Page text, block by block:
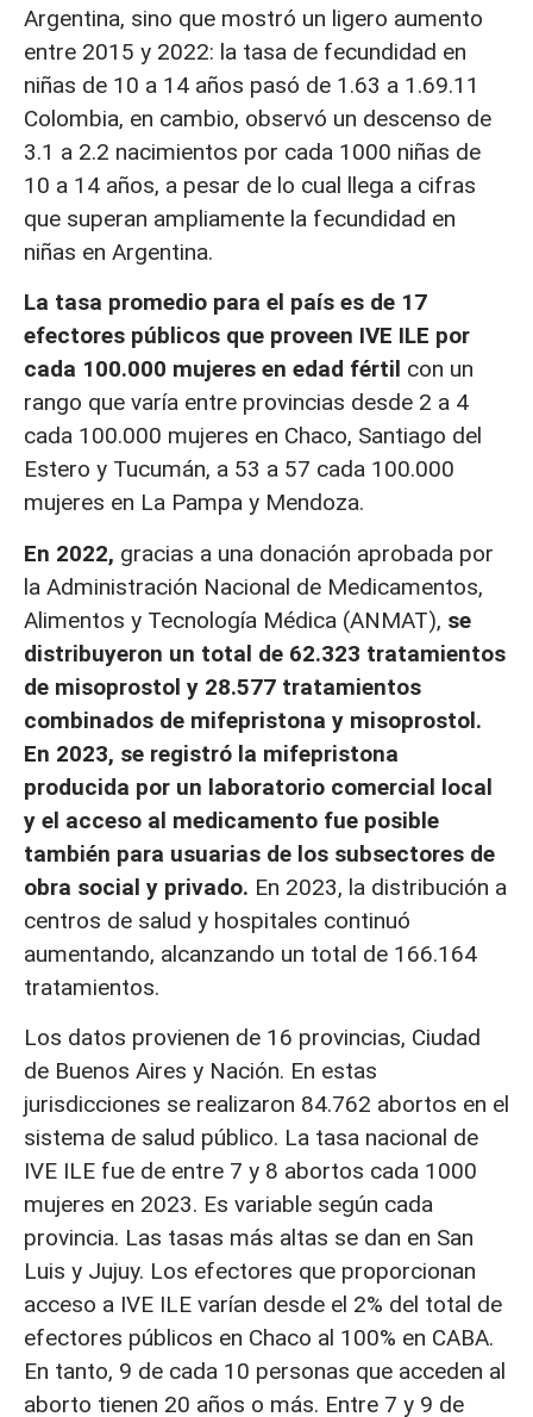
Argentina, sino que mostró un ligero aumento
entre 2015 y 2022: la tasa de fecundidad en
niñas de 10 a 14 años pasó de 1.63 a 1.69.11
Colombia, en cambio, observó un descenso de
3.1 a 2.2 nacimientos por cada 1000 niñas de
10 a 14 años, a pesar de lo cual llega a cifras
que superan ampliamente la fecundidad en
niñas en Argentina.
La tasa promedio para el país es de 17
efectores públicos que proveen IVE ILE por
cada 100.000 mujeres en edad fértil con un
rango que varía entre provincias desde 2 a 4
cada 100.000 mujeres en Chaco, Santiago del
Estero y Tucumán, a 53 a 57 cada 100.000
mujeres en La Pampa y Mendoza.
En 2022, gracias a una donación aprobada por
la Administración Nacional de Medicamentos,
Alimentos y Tecnología Médica (ANMAT), se
distribuyeron un total de 62.323 tratamientos
de misoprostol y 28.577 tratamientos
combinados de mifepristona y misoprostol.
En 2023, se registró la mifepristona
producida por un laboratorio comercial local
y el acceso al medicamento fue posible
también para usuarias de los subsectores de
obra social y privado. En 2023, la distribución a
centros de salud y hospitales continuó
aumentando, alcanzando un total de 166.164
tratamientos.
Los datos provienen de 16 provincias, Ciudad
de Buenos Aires y Nación. En estas
jurisdicciones se realizaron 84.762 abortos en el
sistema de salud público. La tasa nacional de
IVE ILE fue de entre 7 y 8 abortos cada 1000
mujeres en 2023. Es variable según cada
provincia. Las tasas más altas se dan en San
Luis y Jujuy. Los efectores que proporcionan
acceso a IVE ILE varían desde el 2% del total de
efectores públicos en Chaco al 100% en CABA.
En tanto, 9 de cada 10 personas que acceden al
aborto tienen 20 años o más. Entre 7 y 9 de